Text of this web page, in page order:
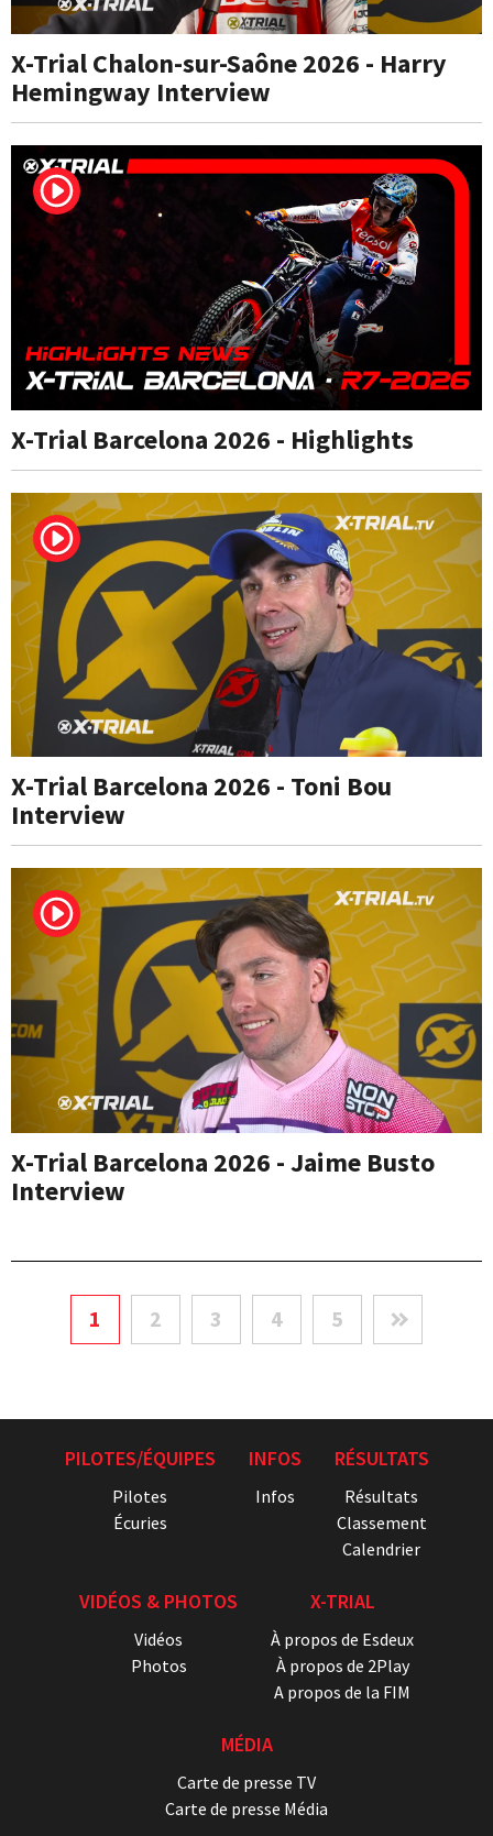
X-Trial Chalon-sur-Saône 2026 - Harry
Hemingway Interview
X-Trial Barcelona 2026 - Highlights
X-Trial Barcelona 2026 - Toni Bou
Interview
X-Trial Barcelona 2026 - Jaime Busto
Interview
1 2 3 4 5
PILOTES/ÉQUIPES
Pilotes
Écuries
INFOS
Infos
RÉSULTATS
Résultats
Classement
Calendrier
VIDÉOS & PHOTOS
Vidéos
Photos
X-TRIAL
À propos de Esdeux
À propos de 2Play
A propos de la FIM
MÉDIA
Carte de presse TV
Carte de presse Média